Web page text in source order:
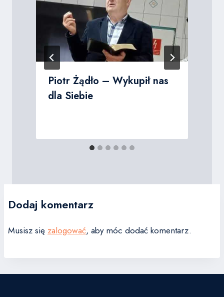
Piotr Żądło – Wykupił nas
dla Siebie
Dodaj komentarz
Musisz się zalogować, aby móc dodać komentarz.